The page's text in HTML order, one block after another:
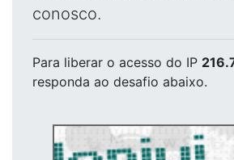
conosco.
Para liberar o acesso do IP
responda ao desafio abaixo.